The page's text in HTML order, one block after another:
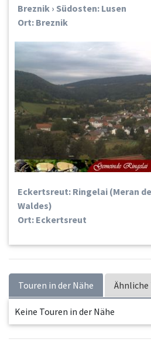
Breznik › Südosten: Lusen
Ort: Breznik
Eckertsreut: Ringelai (Meran
Waldes)
Ort: Eckertsreut
Touren in der Nähe Ähnliche
Keine Touren in der Nähe